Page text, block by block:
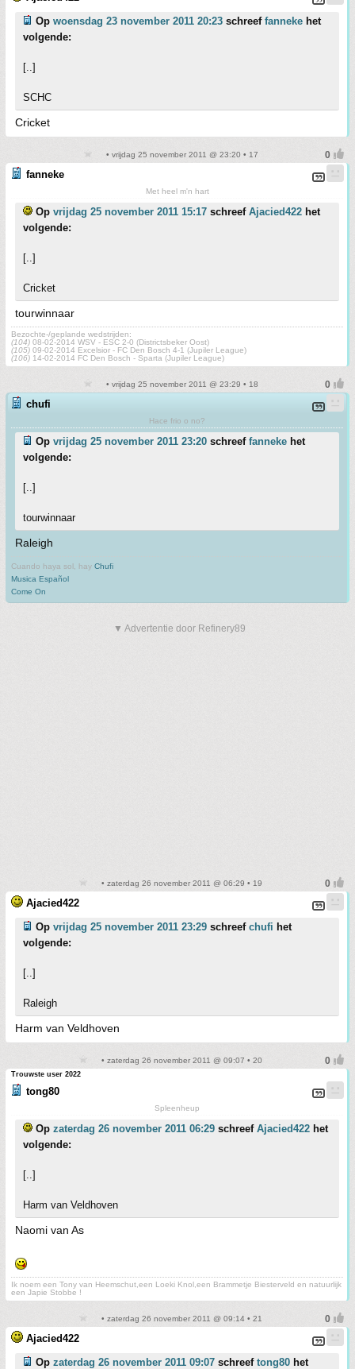
Op woensdag 23 november 2011 20:23 schreef fanneke het
volgende:
[..]
SCHC
Cricket
• vrijdag 25 november 2011 @ 23:20 • 17
fanneke
Met heel m'n hart
Op vrijdag 25 november 2011 15:17 schreef Ajacied422 het
volgende:
[..]
Cricket
tourwinnaar
Bezochte-/geplande wedstrijden:
(104) 08-02-2014 WSV - ESC 2-0 (Districtsbeker Oost)
(105) 09-02-2014 Excelsior - FC Den Bosch 4-1 (Jupiler League)
(106) 14-02-2014 FC Den Bosch - Sparta (Jupiler League)
• vrijdag 25 november 2011 @ 23:29 • 18
chufi
Hace frio o no?
Op vrijdag 25 november 2011 23:20 schreef fanneke het
volgende:
[..]
tourwinnaar
Raleigh
Cuando haya sol, hay Chufi
Musica Español
Come On
▼ Advertentie door Refinery89
• zaterdag 26 november 2011 @ 06:29 • 19
Ajacied422
Op vrijdag 25 november 2011 23:29 schreef chufi het
volgende:
[..]
Raleigh
Harm van Veldhoven
• zaterdag 26 november 2011 @ 09:07 • 20
Trouwste user 2022
tong80
Spleenheup
Op zaterdag 26 november 2011 06:29 schreef Ajacied422 het
volgende:
[..]
Harm van Veldhoven
Naomi van As
Ik noem een Tony van Heemschut,een Loeki Knol,een Brammetje Biesterveld en natuurlijk
een Japie Stobbe !
• zaterdag 26 november 2011 @ 09:14 • 21
Ajacied422
Op zaterdag 26 november 2011 09:07 schreef tong80 het